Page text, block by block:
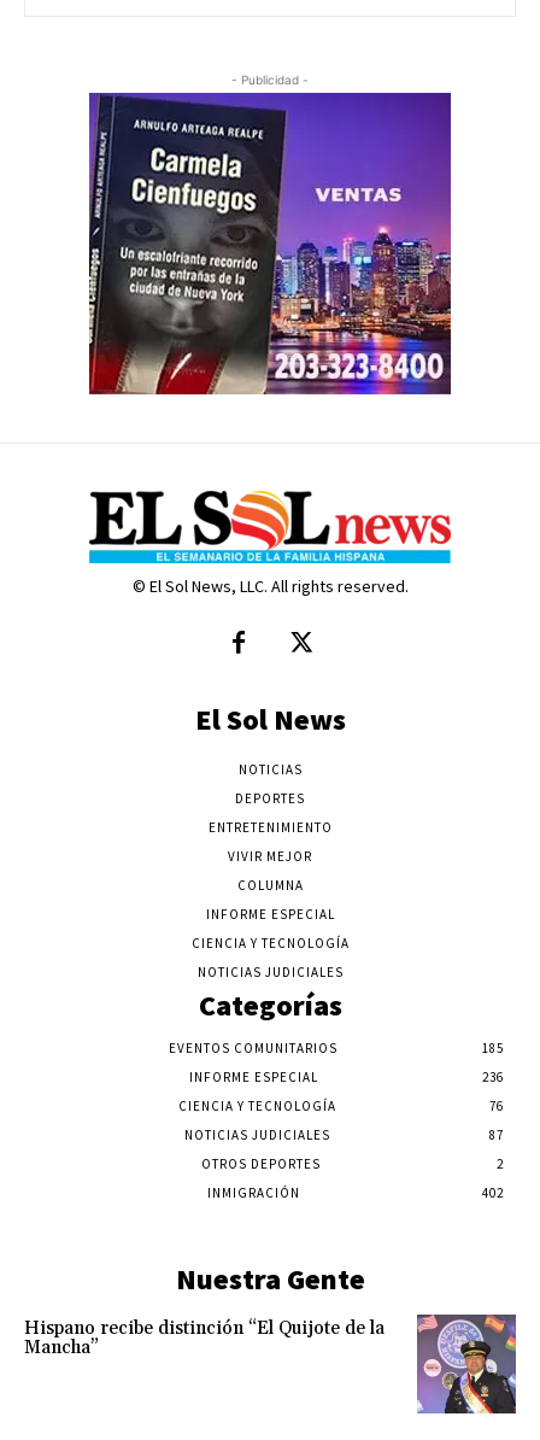
- Publicidad -
© El Sol News, LLC. All rights reserved.
El Sol News
NOTICIAS
DEPORTES
ENTRETENIMIENTO
VIVIR MEJOR
COLUMNA
INFORME ESPECIAL
CIENCIA Y TECNOLOGÍA
NOTICIAS JUDICIALES
Categorías
EVENTOS COMUNITARIOS
185
INFORME ESPECIAL
236
CIENCIA Y TECNOLOGÍA
76
NOTICIAS JUDICIALES
87
OTROS DEPORTES
2
INMIGRACIÓN
402
Nuestra Gente
Hispano recibe distinción “El Quijote de la
Mancha”